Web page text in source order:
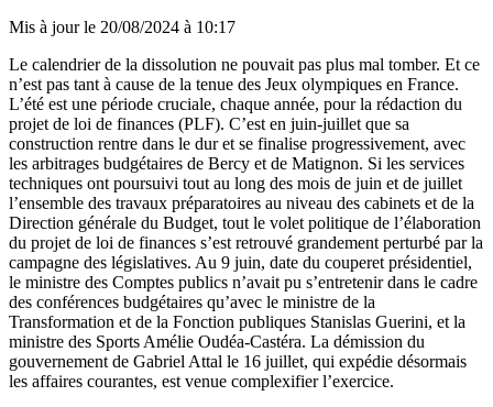
Mis à jour le 20/08/2024 à 10:17
Le calendrier de la dissolution ne pouvait pas plus mal tomber. Et ce
n’est pas tant à cause de la tenue des Jeux olympiques en France.
L’été est une période cruciale, chaque année, pour la rédaction du
projet de loi de finances (PLF). C’est en juin-juillet que sa
construction rentre dans le dur et se finalise progressivement, avec
les arbitrages budgétaires de Bercy et de Matignon. Si les services
techniques ont poursuivi tout au long des mois de juin et de juillet
l’ensemble des travaux préparatoires au niveau des cabinets et de la
Direction générale du Budget, tout le volet politique de l’élaboration
du projet de loi de finances s’est retrouvé grandement perturbé par la
campagne des législatives. Au 9 juin, date du couperet présidentiel,
le ministre des Comptes publics n’avait pu s’entretenir dans le cadre
des conférences budgétaires qu’avec le ministre de la
Transformation et de la Fonction publiques Stanislas Guerini, et la
ministre des Sports Amélie Oudéa-Castéra. La démission du
gouvernement de Gabriel Attal le 16 juillet, qui expédie désormais
les affaires courantes, est venue complexifier l’exercice.